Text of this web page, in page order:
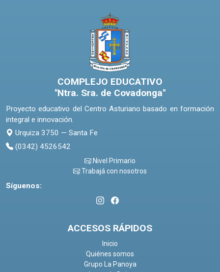
COMPLEJO EDUCATIVO
"Ntra. Sra. de Covadonga"
Proyecto educativo del Centro Asturiano basado en formación
integral e innovación.
Urquiza 3750 — Santa Fe
(0342) 4526542
Nivel Primario
Trabajá con nosotros
Síguenos:
ACCESOS RÁPIDOS
Inicio
Quiénes somos
Grupo La Panoya